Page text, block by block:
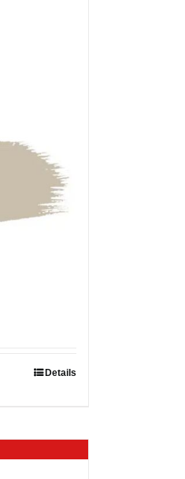
Details